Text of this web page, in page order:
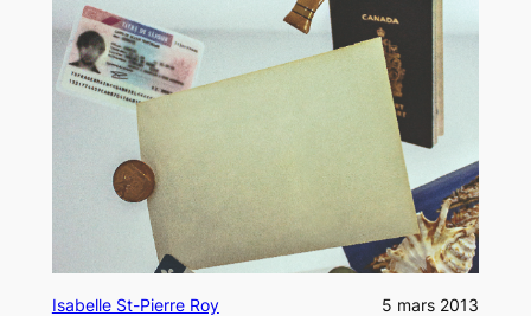
Isabelle St-Pierre Roy 5 mars 2013